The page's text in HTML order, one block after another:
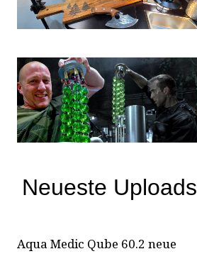
Neueste Uploads
Aqua Medic Qube 60.2 neue